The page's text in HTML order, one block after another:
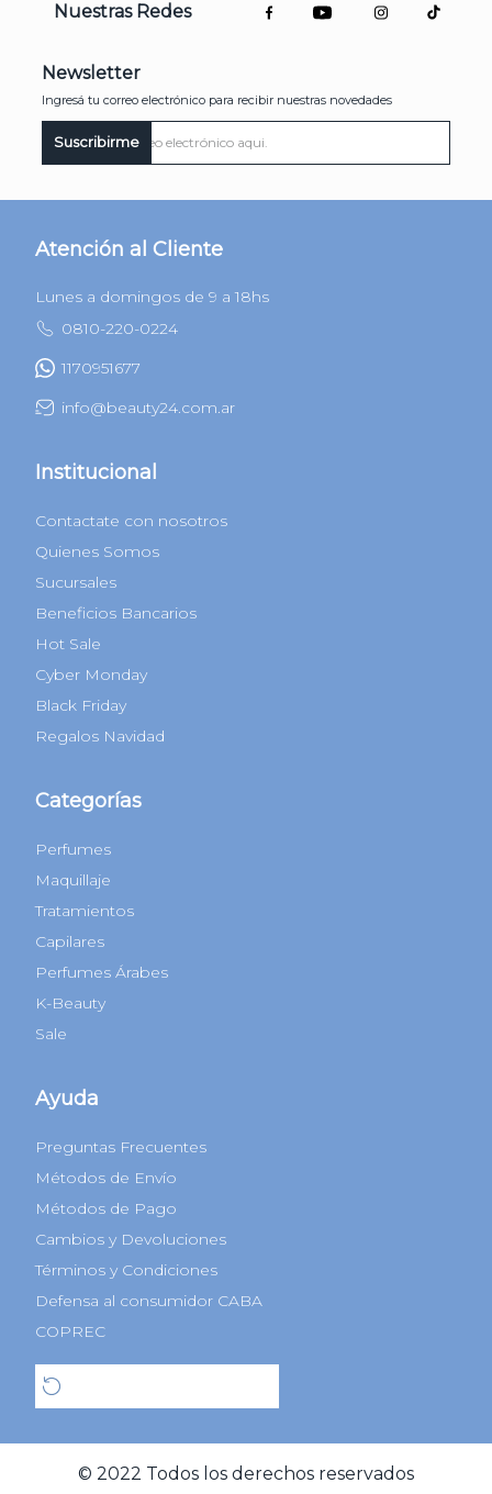
Nuestras Redes
Newsletter
Ingresá tu correo electrónico para recibir nuestras novedades
Suscribirme
Atención al Cliente
Lunes a domingos de 9 a 18hs
0810-220-0224
1170951677
info@beauty24.com.ar
Institucional
Contactate con nosotros
Quienes Somos
Sucursales
Beneficios Bancarios
Hot Sale
Cyber Monday
Black Friday
Regalos Navidad
Categorías
Perfumes
Maquillaje
Tratamientos
Capilares
Perfumes Árabes
K-Beauty
Sale
Ayuda
Preguntas Frecuentes
Métodos de Envío
Métodos de Pago
Cambios y Devoluciones
Términos y Condiciones
Defensa al consumidor CABA
COPREC
© 2022 Todos los derechos reservados